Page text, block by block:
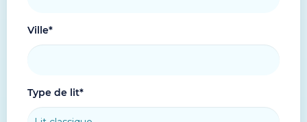
Ville*
Type de lit*